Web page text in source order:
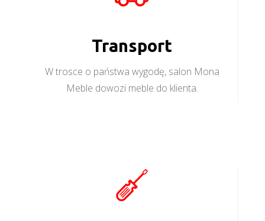
Transport
W trosce o państwa wygodę, salon Mona
Meble dowozi meble do klienta.